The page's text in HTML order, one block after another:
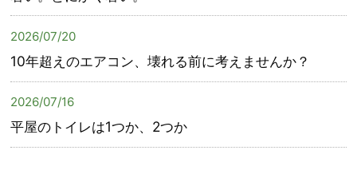
2026/07/20
10年超えのエアコン、壊れる前に考えませんか？
2026/07/16
平屋のトイレは1つか、2つか